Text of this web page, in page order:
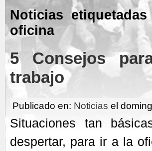
Noticias
oficina
5 Consejos
trabajo
Publicado en: Noticias el
Situaciones tan
despertar, para ir a la